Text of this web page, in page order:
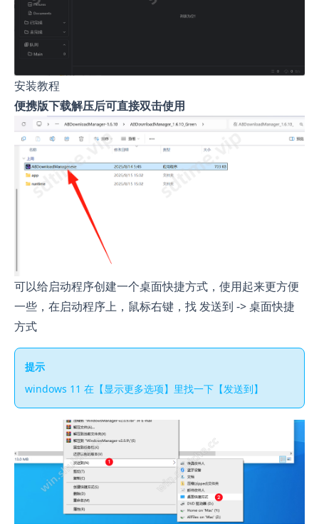
安装教程
便携版下载解压后可直接双击使用
可以给启动程序创建一个桌面快捷方式，使用起来更方便
一些，在启动程序上，鼠标右键，找 发送到 -> 桌面快捷
方式
提示
windows 11 在【显示更多选项】里找一下【发送到】